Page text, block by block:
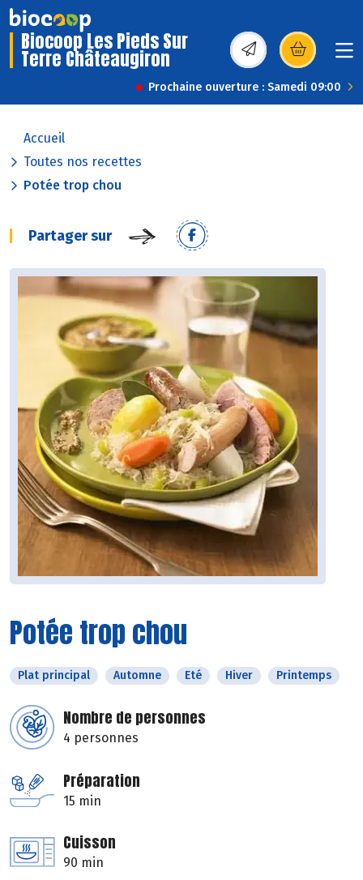
Biocoop Les Pieds Sur
Terre Châteaugiron (s’ouvre dans une
Prochaine ouverture : Samedi 09:00
Accueil
Toutes nos recettes
Potée trop chou
Partager sur
Potée trop chou
Plat principal Automne Eté Hiver Printemps
Nombre de personnes
4 personnes
Préparation
15 min
Cuisson
90 min